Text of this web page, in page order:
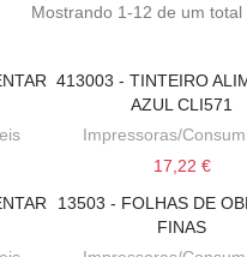
Mostrando 1-12 de um
ADICIONAR AO
413003 - TINTEIRO
AZUL CLI571
Impressoras/
17,22 €
ADICIONAR AO
13503 - FOLHAS DE
FINAS